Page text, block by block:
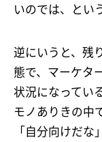
いのでは、とい
逆にいうと、残
態で、マーケタ
状況になっている
モノありきの中
「自分向けだ